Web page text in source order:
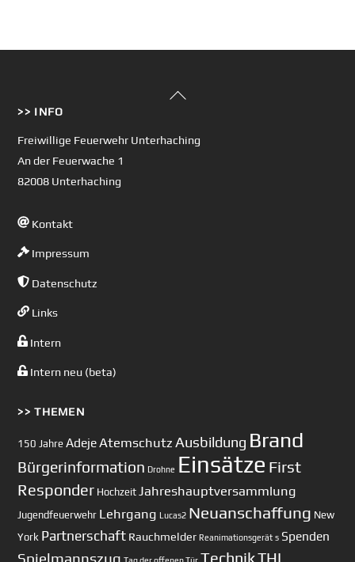
Back
>> INFO
Freiwillige Feuerwehr Unterhaching
An der Feuerwache 1
82008 Unterhaching
Kontakt
Impressum
Datenschutz
Links
Intern
Intern neu (beta)
>> THEMEN
150 Jahre AdejeAtemschutz Ausbildung Brand
Bürgerinformation Drohne Einsätze First
Responder Hochzeit Jahreshauptversammlung
Jugendfeuerwehr Lehrgang Lucas2 Neuanschaffung New
York Partnerschaft Rauchmelder Reanimationsgerät s Spenden
Spielmannszug TechnikTHL